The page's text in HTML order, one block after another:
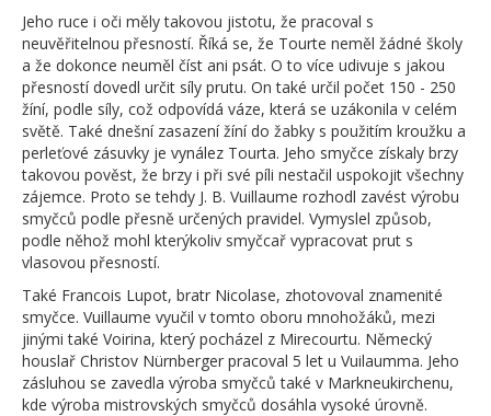
Jeho ruce i oči měly takovou jistotu, že pracoval s
neuvěřitelnou přesností. Říká se, že Tourte neměl žádné školy
a že dokonce neuměl číst ani psát. O to více udivuje s jakou
přesností dovedl určit síly prutu. On také určil počet 150 - 250
žíní, podle síly, což odpovídá váze, která se uzákonila v celém
světě. Také dnešní zasazení žíní do žabky s použitím kroužku a
perleťové zásuvky je vynález Tourta. Jeho smyčce získaly brzy
takovou pověst, že brzy i při své píli nestačil uspokojit všechny
zájemce. Proto se tehdy J. B. Vuillaume rozhodl zavést výrobu
smyčců podle přesně určených pravidel. Vymyslel způsob,
podle něhož mohl kterýkoliv smyčcař vypracovat prut s
vlasovou přesností.
Také Francois Lupot, bratr Nicolase, zhotovoval znamenité
smyčce. Vuillaume vyučil v tomto oboru mnohožáků, mezi
jinými také Voirina, který pocházel z Mirecourtu. Německý
houslař Christov Nürnberger pracoval 5 let u Vuilaumma. Jeho
zásluhou se zavedla výroba smyčců také v Markneukirchenu,
kde výroba mistrovských smyčců dosáhla vysoké úrovně.